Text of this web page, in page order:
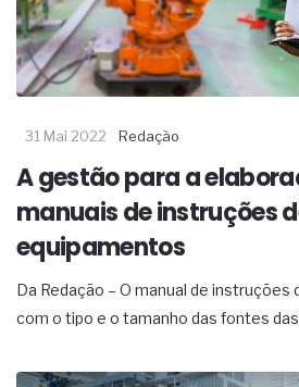
31 Mai 2022 Redação
A gestão para a
manuais de instruções
equipamentos
Da Redação – O manual de
com o tipo e o tamanho das fontes